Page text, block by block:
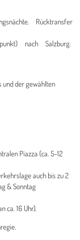
Rücktransfer
nach Salzburg.
und der gewählten
Piazza (ca. 5-12
auch bis zu 2
& Sonntag
ca. 16 Uhr).